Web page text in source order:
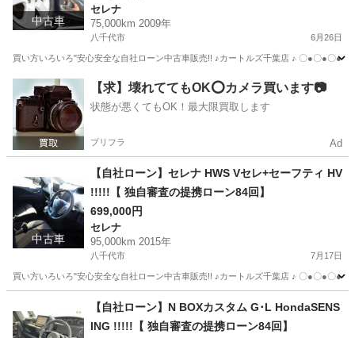
中古車
セレナ
75,000km 2009年
八千代市 6月26日
買い方いろいろ"安心安全な自社ローン中古車販売!! ♪カートルズ千葉店 ♪ 〇●〇●〇
千葉 八千代市 セレナ カートルズ
【求】壊れててもOK⭕️カメラ買います📷
状態が悪くてもOK！最大限買取します
プリフラ Ad
中古車
【自社ローン】セレナ HWS Vセレ+セーフティ HV
!!!!!【 独自審査の提携ローン84回】
699,000円
セレナ
95,000km 2015年
八千代市 7月17日
買い方いろいろ"安心安全な自社ローン中古車販売!! ♪カートルズ千葉店 ♪ 〇●〇●〇
セレナ カートルズ
【自社ローン】N BOXカスタム G･L HondaSENS
ING !!!!!【 独自審査の提携ローン84回】